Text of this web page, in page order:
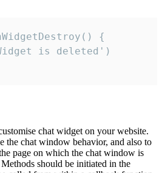
{
is deleted')
chat widget on your website.
the chat window behavior, and also to
page on which the chat window is
should be initiated in the